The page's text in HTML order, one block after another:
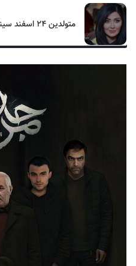
متولدین ۲۴ اسفند سینما ، تئاتر و موسیقی؛ مریم معصومی